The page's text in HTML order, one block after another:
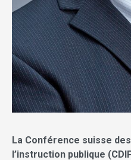
La Conférence suisse
l’instruction publique